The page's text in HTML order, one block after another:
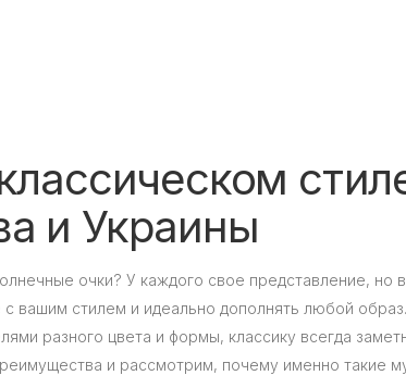
и Украины
очки? У каждого свое представление, но
вашим стилем и идеально дополнять любой
разного цвета и формы, классику всегда
и рассмотрим, почему именно такие